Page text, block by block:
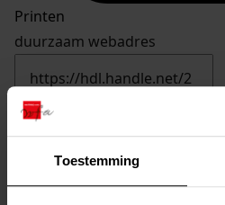
Toestemming
Printen
duurzaam webadres
inv. nrs. 1001-1100